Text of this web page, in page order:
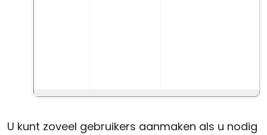
U kunt zoveel gebruikers aanmaken als u nodig